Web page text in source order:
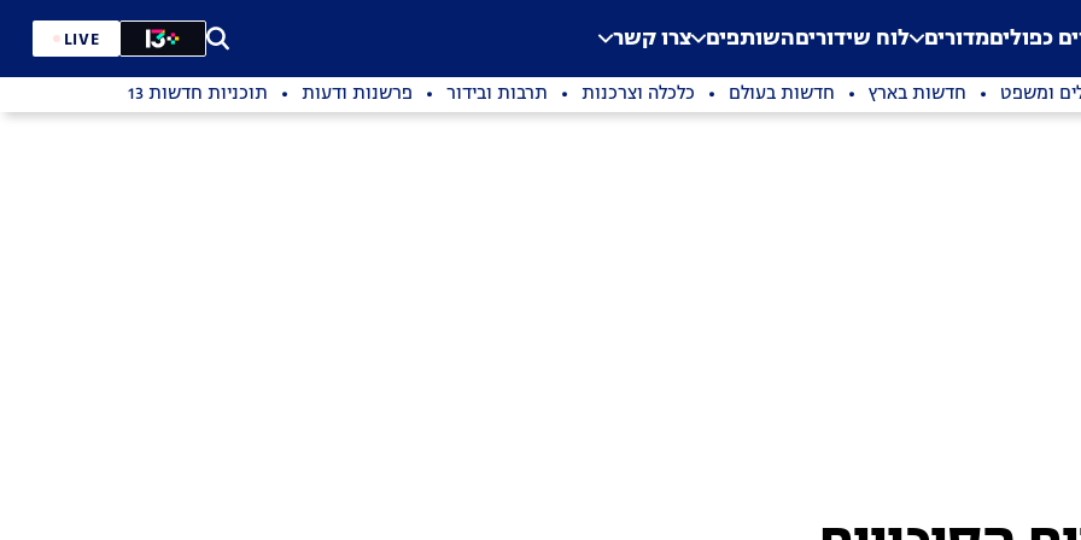
Application error: a
. כפוליםמדורים לוח שידוריםהשותפים צרו קשר LIVE
ומשפט חדשות בארץ חדשות בעולם כלכלה וצרכנות תרבות ובידור פרשנות ודעות תוכניות חדשות 13